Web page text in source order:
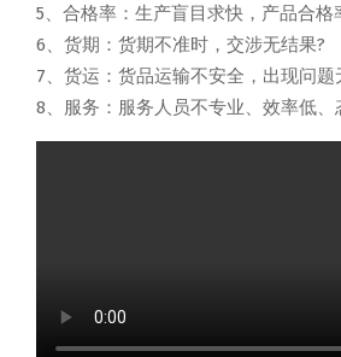
5、合格率：生产盲目求快，产品合格
6、货期：货期不准时，交涉无结果?
7、货运：货品运输不安全，出现问题
8、服务：服务人员不专业、效率低、